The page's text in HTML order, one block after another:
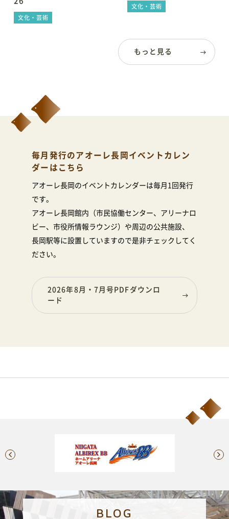
文化・芸術
文化・芸術
もっと見る
毎月発行のアオーレ長岡イベントカレン
ダーはこちら
アオーレ長岡のイベントカレンダーは毎月1回発行
です。
アオーレ長岡館内（市民協働センター、アリーナロ
ビー、市役所情報ラウンジ）や周辺の公共施設、
長岡駅等に設置していますので是非チェックしてく
ださい。
2026年8月・7月号PDFダウンロ
ード
BLOG
会場利用の際のレイアウトシミュレーションに便利